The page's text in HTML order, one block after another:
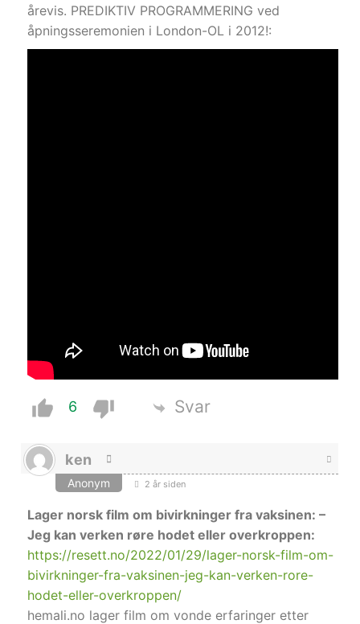
årevis. PREDIKTIV PROGRAMMERING ved
åpningsseremonien i London-OL i 2012!:
6 Svar
ken
Anonym 2 år siden
Lager norsk film om bivirkninger fra vaksinen: –
Jeg kan verken røre hodet eller overkroppen:
https://resett.no/2022/01/29/lager-norsk-film-om-
bivirkninger-fra-vaksinen-jeg-kan-verken-rore-
hodet-eller-overkroppen/
hemali.no lager film om vonde erfaringer etter